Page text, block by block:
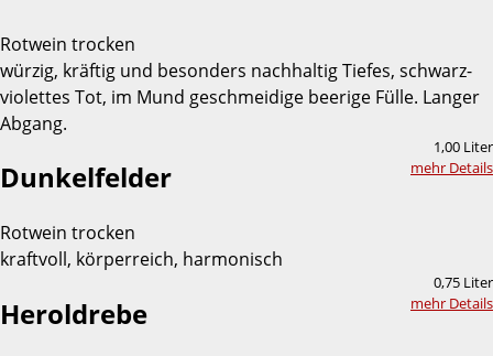
Rotwein trocken
würzig, kräftig und besonders nachhaltig Tiefes, schwarz-
violettes Tot, im Mund geschmeidige beerige Fülle. Langer
Abgang.
1,00 Liter
mehr Details
Dunkelfelder
Rotwein trocken
kraftvoll, körperreich, harmonisch
0,75 Liter
mehr Details
Heroldrebe